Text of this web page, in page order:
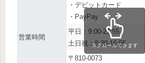
・デビットカード
・PayPay
営業時間
平日：9:00-21:55
土日祝：8:30-16:55
〒810-0073
スクロールできます